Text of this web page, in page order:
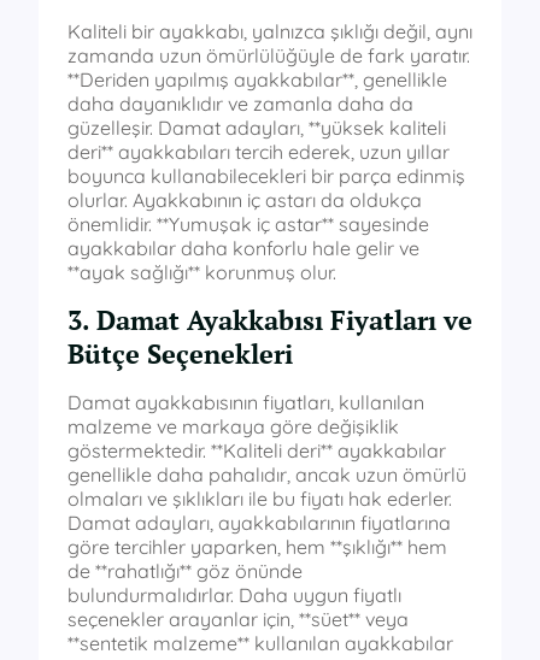
Kaliteli bir ayakkabı, yalnızca şıklığı değil, aynı
zamanda uzun ömürlülüğüyle de fark yaratır.
**Deriden yapılmış ayakkabılar**, genellikle
daha dayanıklıdır ve zamanla daha da
güzelleşir. Damat adayları, **yüksek kaliteli
deri** ayakkabıları tercih ederek, uzun yıllar
boyunca kullanabilecekleri bir parça edinmiş
olurlar. Ayakkabının iç astarı da oldukça
önemlidir. **Yumuşak iç astar** sayesinde
ayakkabılar daha konforlu hale gelir ve
**ayak sağlığı** korunmuş olur.
3. Damat Ayakkabısı Fiyatları ve
Bütçe Seçenekleri
Damat ayakkabısının fiyatları, kullanılan
malzeme ve markaya göre değişiklik
göstermektedir. **Kaliteli deri** ayakkabılar
genellikle daha pahalıdır, ancak uzun ömürlü
olmaları ve şıklıkları ile bu fiyatı hak ederler.
Damat adayları, ayakkabılarının fiyatlarına
göre tercihler yaparken, hem **şıklığı** hem
de **rahatlığı** göz önünde
bulundurmalıdırlar. Daha uygun fiyatlı
seçenekler arayanlar için, **süet** veya
**sentetik malzeme** kullanılan ayakkabılar